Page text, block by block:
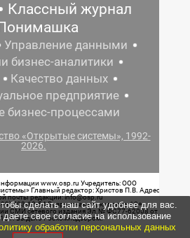
Классный журнал
Управление данными
бизнес-аналитики
Качество данных
предприятие
бизнес-процессами
«Открытые системы», 1992-
2026.
www.osp.ru Учредитель: ООО
Главный редактор: Христов П.В. Адрес
почты редакции: info@osp.ru
703-18-54 Возрастная маркировка: 12+
СМИ сетевого издания Эл.№ ФС77-62008 от
г. выдано Роскомнадзором.
сделать наш сайт удобнее для вас.
свое согласие на использование
обработки персональных данных